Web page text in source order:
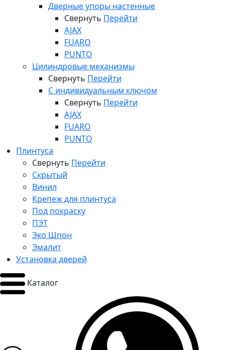
Дверные упоры настенные
Свернуть Перейти
AJAX
FUARO
PUNTO
Цилиндровые механизмы
Свернуть Перейти
С индивидуальным ключом
Свернуть Перейти
AJAX
FUARO
PUNTO
Плинтуса
Свернуть Перейти
Скрытый
Винил
Крепеж для плинтуса
Под покраску
ПЭТ
Эко Шпон
Эмалит
Установка дверей
Каталог